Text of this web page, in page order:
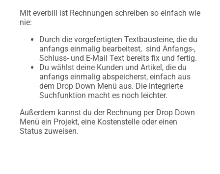
Mit everbill ist Rechnungen schreiben so einfach wie
nie:
Durch die vorgefertigten Textbausteine, die du
anfangs einmalig bearbeitest, sind Anfangs-,
Schluss- und E-Mail Text bereits fix und fertig.
Du wählst deine Kunden und Artikel, die du
anfangs einmalig abspeicherst, einfach aus
dem Drop Down Menü aus. Die integrierte
Suchfunktion macht es noch leichter.
Außerdem kannst du der Rechnung per Drop Down
Menü ein Projekt, eine Kostenstelle oder einen
Status zuweisen.